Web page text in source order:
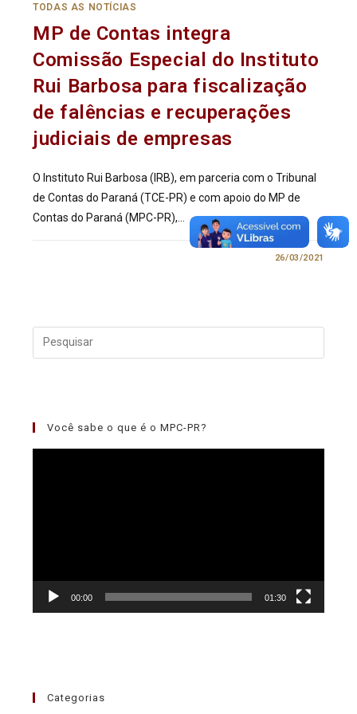
TODAS AS NOTÍCIAS
MP de Contas integra
Comissão Especial do Instituto
Rui Barbosa para fiscalização
de falências e recuperações
judiciais de empresas
O Instituto Rui Barbosa (IRB), em parceria com o Tribunal
de Contas do Paraná (TCE-PR) e com apoio do MP de
Contas do Paraná (MPC-PR),…
26/03/2021
Você sabe o que é o MPC-PR?
00:00 01:30
Categorias